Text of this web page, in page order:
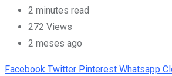
2 minutes read
272 Views
2 meses ago
Facebook Twitter Pinterest Whatsapp